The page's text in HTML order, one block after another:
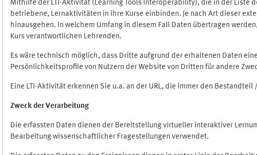
Mithilfe der LTI-Aktivität (Learning Tools Interoperability), die in der Liste
betriebene, Lernaktivitäten in ihre Kurse einbinden. Je nach Art dieser
hinausgehen. In welchem Umfang in diesem Fall Daten übertragen
Kurs verantwortlichen Lehrenden.
Es wäre technisch möglich, dass Dritte aufgrund der erhaltenen Daten
Persönlichkeitsprofile von Nutzern der Website von Dritten für andere
Eine LTI-Aktivität erkennen Sie u.a. an der URL, die immer den
Zweck der Verarbeitung
Die erfassten Daten dienen der Bereitstellung virtueller interaktiver
Bearbeitung wissenschaftlicher Fragestellungen verwendet.